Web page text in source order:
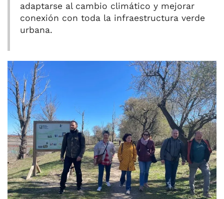
adaptarse al cambio climático y mejorar
conexión con toda la infraestructura verde
urbana.